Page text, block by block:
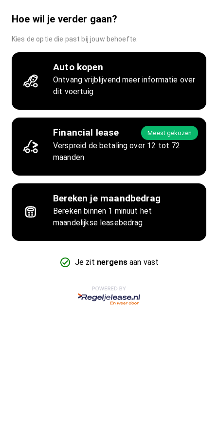
Hoe wil je verder gaan?
Kies de optie die past bij jouw behoefte.
Auto kopen
Ontvang vrijblijvend meer informatie over
dit voertuig
Financial lease Meest gekozen
Verspreid de betaling over 12 tot 72
maanden
Bereken je maandbedrag
Bereken binnen 1 minuut het
maandelijkse leasebedrag
Je zit nergensaan vast